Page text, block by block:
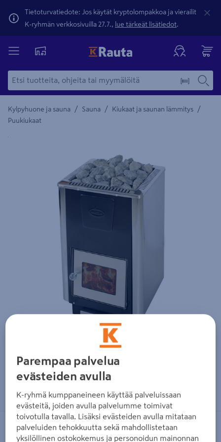
Tietoturvatiedote: Jos käytät kryptolompakkoa ja vierailit
K-ryhmän verkkosivuilla 27.7., lue tärkeät lisätiedot.
Kylpyhuone ja sauna / Sauna / Kiukaat ja saunan lämmitys /
Puukiukaat
Yksityiskohtainen kuvaus löytyy Tuotteen kuvaus -
Zoomaa kuvaa sormilla kosketusnäytöllä
MISA
Parempaa palvelua
evästeiden avulla
K-ryhmä kumppaneineen käyttää palveluissaan
evästeitä, joiden avulla palvelumme toimivat
toivotulla tavalla. Lisäksi evästeiden avulla mitataan
palveluiden tehokkuutta sekä mahdollistetaan
yksilöllinen ostokokemus ja personoidun mainonnan